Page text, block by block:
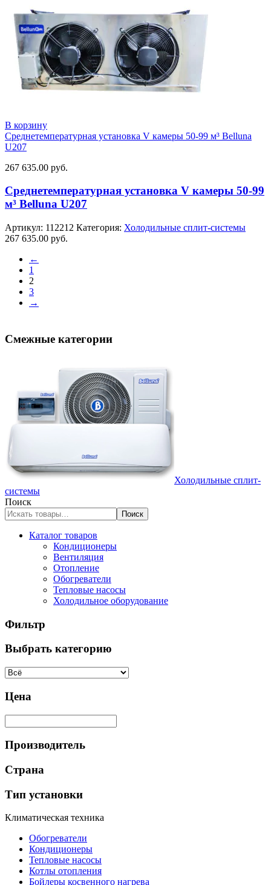
В корзину
Среднетемпературная установка V камеры 50-99 м³ Belluna
U207
267 635.00 руб.
Среднетемпературная установка V камеры 50-99
м³ Belluna U207
Артикул: 112212 Категория: Холодильные сплит-системы
267 635.00 руб.
←
1
2
3
→
Смежные категории
Холодильные сплит-
системы
Поиск
Поиск
Каталог товаров
Кондиционеры
Вентиляция
Отопление
Обогреватели
Тепловые насосы
Холодильное оборудование
Фильтр
Выбрать категорию
Цена
Производитель
Страна
Тип установки
Климатическая техника
Обогреватели
Кондиционеры
Тепловые насосы
Котлы отопления
Бойлеры косвенного нагрева